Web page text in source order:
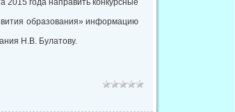
2015 года направить конкурсные
образования» информацию
Н.В. Булатову.